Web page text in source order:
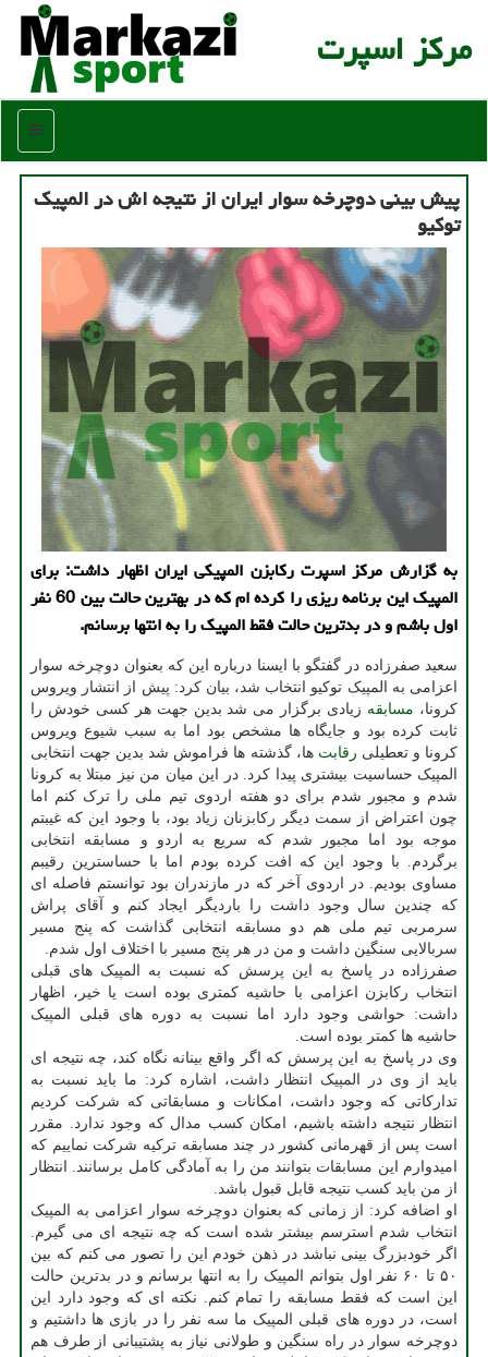
مركز اسپرت
منو
پیش بینی دوچرخه سوار ایران از نتیجه اش در المپیك
توكیو
به گزارش مرکز اسپرت رکابزن المپیکی ایران اظهار داشت: برای
المپیک این برنامه ریزی را کرده ام که در بهترین حالت بین 60 نفر
اول باشم و در بدترین حالت فقط المپیک را به انتها برسانم.
سعید صفرزاده در گفتگو با ایسنا درباره این که بعنوان دوچرخه سوار
اعزامی به المپیک توکیو انتخاب شد، بیان کرد: پیش از انتشار ویروس
کرونا، مسابقه زیادی برگزار می شد بدین جهت هر کسی خودش را
ثابت کرده بود و جایگاه ها مشخص بود اما به سبب شیوع ویروس
کرونا و تعطیلی رقابت ها، گذشته ها فراموش شد بدین جهت انتخابی
المپیک حساسیت بیشتری پیدا کرد. در این میان من نیز مبتلا به کرونا
شدم و مجبور شدم برای دو هفته اردوی تیم ملی را ترک کنم اما
چون اعتراض از سمت دیگر رکابزنان زیاد بود، با وجود این که غیبتم
موجه بود اما مجبور شدم که سریع به اردو و مسابقه انتخابی
برگردم. با وجود این که افت کرده بودم اما با حساسترین رقیبم
مساوی بودیم. در اردوی آخر که در مازندران بود توانستم فاصله ای
که چندین سال وجود داشت را باردیگر ایجاد کنم و آقای پراش
سرمربی تیم ملی هم دو مسابقه انتخابی گذاشت که پنج مسیر
سربالایی سنگین داشت و من در هر پنج مسیر با اختلاف اول شدم.
صفرزاده در پاسخ به این پرسش که نسبت به المپیک های قبلی
انتخاب رکابزن اعزامی با حاشیه کمتری بوده است یا خیر، اظهار
داشت: حواشی وجود دارد اما نسبت به دوره های قبلی المپیک
حاشیه ها کمتر بوده است.
وی در پاسخ به این پرسش که اگر واقع بینانه نگاه کند، چه نتیجه ای
باید از وی در المپیک انتظار داشت، اشاره کرد: ما باید نسبت به
تدارکاتی که وجود داشت، امکانات و مسابقاتی که شرکت کردیم
انتظار نتیجه داشته باشیم، امکان کسب مدال که وجود ندارد. مقرر
است پس از قهرمانی کشور در چند مسابقه ترکیه شرکت نماییم که
امیدوارم این مسابقات بتوانند من را به آمادگی کامل برسانند. انتظار
از من باید کسب نتیجه قابل قبول باشد.
او اضافه کرد: از زمانی که بعنوان دوچرخه سوار اعزامی به المپیک
انتخاب شدم استرسم بیشتر شده است که چه نتیجه ای می گیرم.
اگر خودبزرگ بینی نباشد در ذهن خودم این را تصور می کنم که بین
۵۰ تا ۶۰ نفر اول بتوانم المپیک را به انتها برسانم و در بدترین حالت
این است که فقط مسابقه را تمام کنم. نکته ای که وجود دارد این
است، در دوره های قبلی المپیک ما سه نفر را در بازی ها داشتیم و
دوچرخه سوار در راه سنگین و طولانی نیاز به پشتیبانی از طرف هم